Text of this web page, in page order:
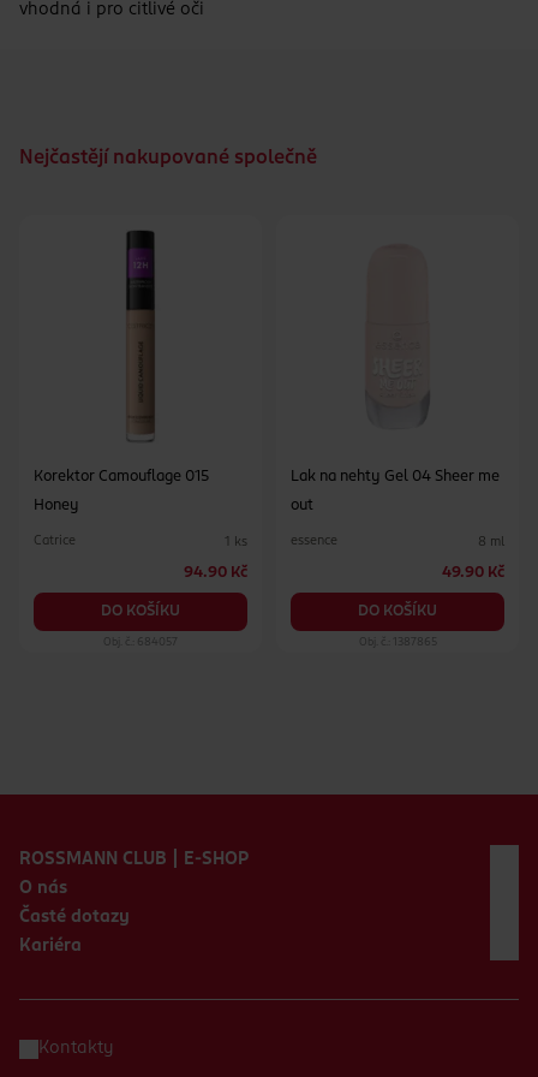
vhodná i pro citlivé oči
Nejčastějí nakupované společně
Korektor Camouflage 015
Honey
Catrice 1 ks
94.90 Kč
DO KOŠÍKU
Obj. č.: 684057
Lak na nehty Gel 04 Sheer me
out
essence 8 ml
49.90 Kč
DO KOŠÍKU
Obj. č.: 1387865
ROSSMANN CLUB | E-SHOP
O nás
Časté dotazy
Kariéra
Kontakty